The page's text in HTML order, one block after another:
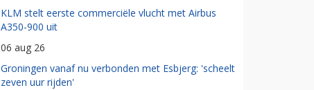
KLM stelt eerste commerciële vlucht met Airbus
A350-900 uit
06 aug 26
Groningen vanaf nu verbonden met Esbjerg: 'scheelt
zeven uur rijden'